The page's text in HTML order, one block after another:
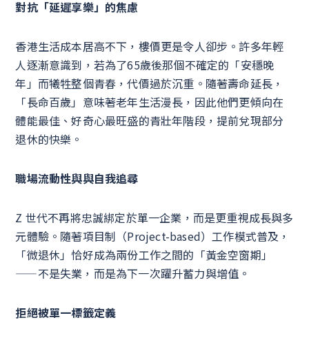
對抗「延遲享樂」的焦慮
香港生活成本居高不下，樓價更是令人卻步。許多年輕
人逐漸意識到，若為了65歲後那個不確定的「安穩晚
年」而犧牲整個青春，代價過於沉重。隨著壽命延長，
「長命百歲」意味著老年生活漫長，因此他們更傾向在
體能最佳、好奇心最旺盛的青壯年階段，提前兌現部分
退休的快樂。
職場流動性與與自我追尋
Z 世代不再將忠誠綁定於單一企業，而是更重視成長與多
元體驗。隨著項目制（Project-based）工作模式普及，
「微退休」恰好成為兩份工作之間的「黃金空窗期」
——不是失業，而是為下一次躍升蓄力與增值。
拒絕被單一標籤定義